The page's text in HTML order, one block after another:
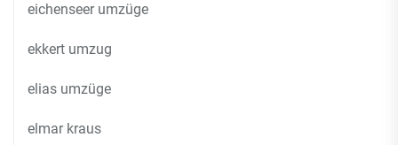
eichenseer umzüge
ekkert umzug
elias umzüge
elmar kraus